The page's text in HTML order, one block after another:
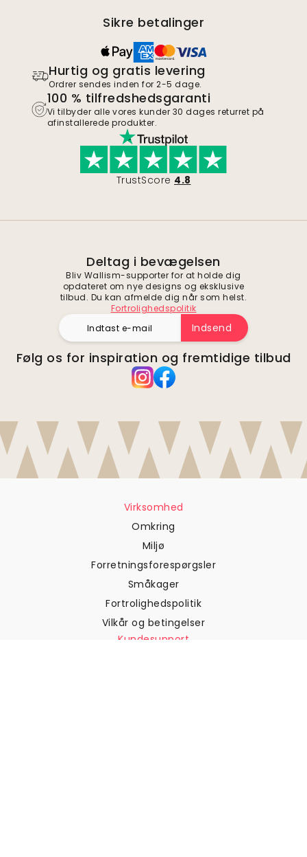
Sikre betalinger
Hurtig og gratis levering
Ordrer sendes inden for 2-5 dage.
100 % tilfredshedsgaranti
Vi tilbyder alle vores kunder 30 dages returret på
afinstallerede produkter.
TrustScore 4.8
Deltag i bevægelsen
Bliv Wallism-supporter for at holde dig
opdateret om nye designs og eksklusive
tilbud. Du kan afmelde dig når som helst.
Fortrolighedspolitik
Indsend
Følg os for inspiration og fremtidige tilbud
Virksomhed
Omkring
Miljø
Forretningsforespørgsler
Småkager
Fortrolighedspolitik
Vilkår og betingelser
Kundesupport